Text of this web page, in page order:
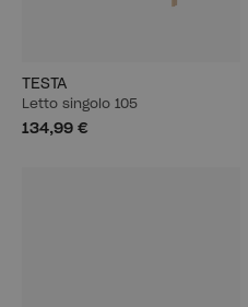
TESTA
Letto singolo 105
134,99 €